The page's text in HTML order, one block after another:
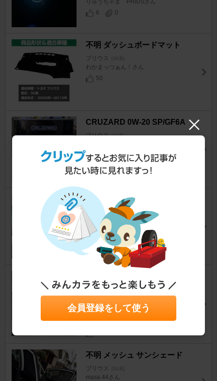
りゅうちゃま PRIUSさん
6
0
不明 ダッシュボードマット
プリウス
わかまっつぁん！さん
50
CRUZARD 0W-20 SP/GF6A
プリウス [30系]
12
DAISO 折りたたみフロントサ
ンシェード(300円)
プリウス [30系]
ぷりおかぷり子さん
27
APAN HIGH SPARK IGNTION
プリウス [30系]
ふゅーさん
不明 メッシュ サンシェード
プリウス [30系]
masa.44さん
会員登録をして使う